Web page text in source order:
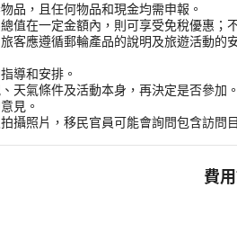
品，且任何物品和現金均需申報。
值在一定金額內，則可享受免稅優惠；
客應遵循郵輪產品的說明及旅遊活動
導和安排。
天氣條件及活動本身，再決定是否參加
見。
攝照片，移民官員可能會詢問包含訪問
費